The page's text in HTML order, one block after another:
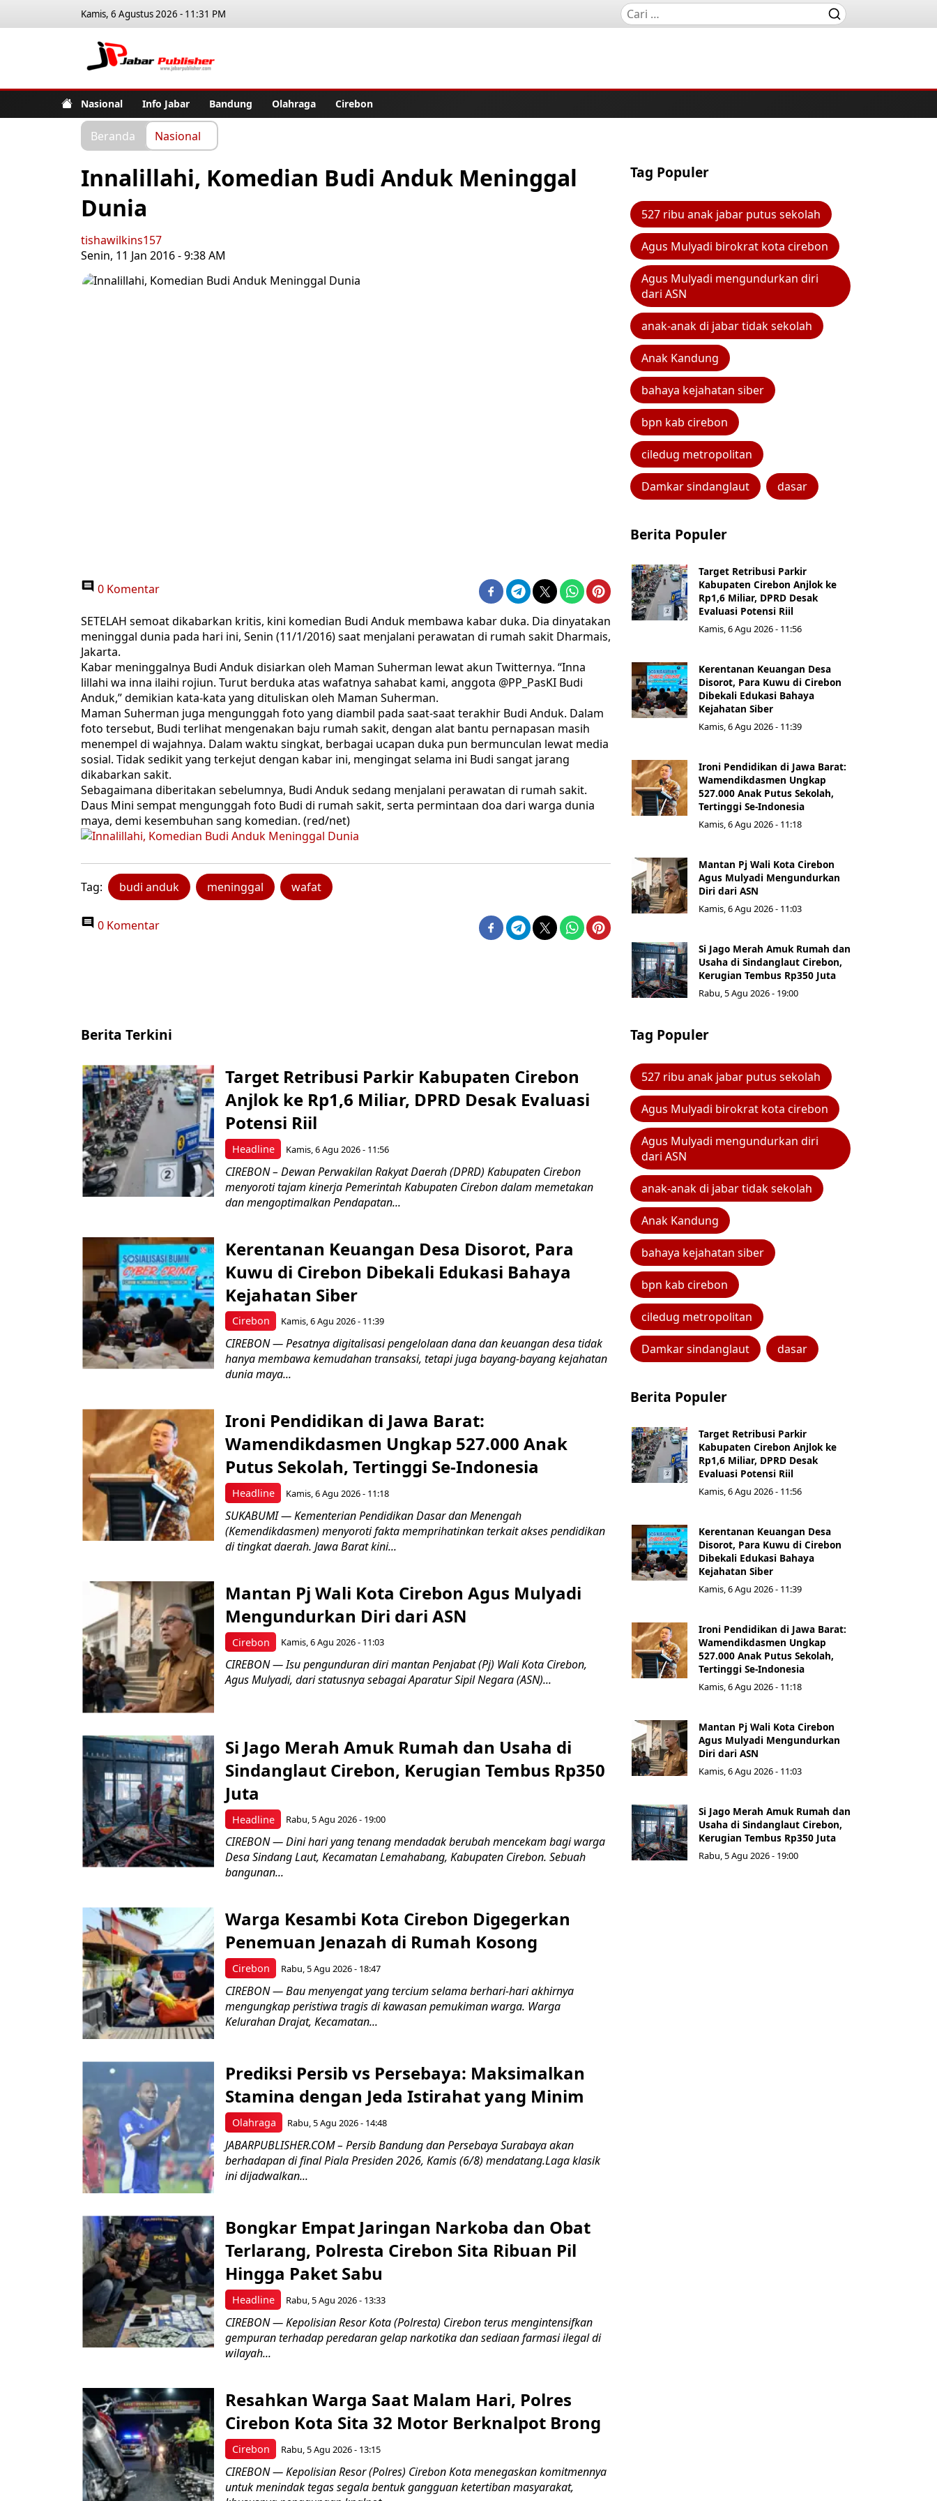
Kamis, 6 Agustus 2026 - 11:31 PM
Nasional Info Jabar Bandung Olahraga Cirebon
Beranda Nasional
Innalillahi, Komedian Budi Anduk Meninggal
Dunia
tishawilkins157
Senin, 11 Jan 2016 - 9:38 AM
0 Komentar
SETELAH semoat dikabarkan kritis, kini komedian Budi Anduk membawa kabar duka. Dia dinyatakan
meninggal dunia pada hari ini, Senin (11/1/2016) saat menjalani perawatan di rumah sakit Dharmais,
Jakarta.
Kabar meninggalnya Budi Anduk disiarkan oleh Maman Suherman lewat akun Twitternya. “Inna
lillahi wa inna ilaihi rojiun. Turut berduka atas wafatnya sahabat kami, anggota @PP_PasKI Budi
Anduk,” demikian kata-kata yang dituliskan oleh Maman Suherman.
Maman Suherman juga mengunggah foto yang diambil pada saat-saat terakhir Budi Anduk. Dalam
foto tersebut, Budi terlihat mengenakan baju rumah sakit, dengan alat bantu pernapasan masih
menempel di wajahnya. Dalam waktu singkat, berbagai ucapan duka pun bermunculan lewat media
sosial. Tidak sedikit yang terkejut dengan kabar ini, mengingat selama ini Budi sangat jarang
dikabarkan sakit.
Sebagaimana diberitakan sebelumnya, Budi Anduk sedang menjalani perawatan di rumah sakit.
Daus Mini sempat mengunggah foto Budi di rumah sakit, serta permintaan doa dari warga dunia
maya, demi kesembuhan sang komedian. (red/net)
Tag: budi anduk meninggal wafat
0 Komentar
Tag Populer
527 ribu anak jabar putus sekolah
Agus Mulyadi birokrat kota cirebon
Agus Mulyadi mengundurkan diri
dari ASN
anak-anak di jabar tidak sekolah
Anak Kandung
bahaya kejahatan siber
bpn kab cirebon
ciledug metropolitan
Damkar sindanglaut dasar
Berita Populer
Target Retribusi Parkir
Kabupaten Cirebon Anjlok ke
Rp1,6 Miliar, DPRD Desak
Evaluasi Potensi Riil
Kamis, 6 Agu 2026 - 11:56
Kerentanan Keuangan Desa
Disorot, Para Kuwu di Cirebon
Dibekali Edukasi Bahaya
Kejahatan Siber
Kamis, 6 Agu 2026 - 11:39
Ironi Pendidikan di Jawa Barat:
Wamendikdasmen Ungkap
527.000 Anak Putus Sekolah,
Tertinggi Se-Indonesia
Kamis, 6 Agu 2026 - 11:18
Mantan Pj Wali Kota Cirebon
Agus Mulyadi Mengundurkan
Diri dari ASN
Kamis, 6 Agu 2026 - 11:03
Si Jago Merah Amuk Rumah dan
Usaha di Sindanglaut Cirebon,
Kerugian Tembus Rp350 Juta
Rabu, 5 Agu 2026 - 19:00
Berita Terkini
Headline
Target Retribusi Parkir Kabupaten Cirebon
Anjlok ke Rp1,6 Miliar, DPRD Desak Evaluasi
Potensi Riil
Kamis, 6 Agu 2026 - 11:56
CIREBON – Dewan Perwakilan Rakyat Daerah (DPRD) Kabupaten Cirebon
menyoroti tajam kinerja Pemerintah Kabupaten Cirebon dalam memetakan
dan mengoptimalkan Pendapatan...
Cirebon
Kerentanan Keuangan Desa Disorot, Para
Kuwu di Cirebon Dibekali Edukasi Bahaya
Kejahatan Siber
Kamis, 6 Agu 2026 - 11:39
CIREBON — Pesatnya digitalisasi pengelolaan dana dan keuangan desa tidak
hanya membawa kemudahan transaksi, tetapi juga bayang-bayang kejahatan
dunia maya...
Headline
Ironi Pendidikan di Jawa Barat:
Wamendikdasmen Ungkap 527.000 Anak
Putus Sekolah, Tertinggi Se-Indonesia
Kamis, 6 Agu 2026 - 11:18
SUKABUMI — Kementerian Pendidikan Dasar dan Menengah
(Kemendikdasmen) menyoroti fakta memprihatinkan terkait akses pendidikan
di tingkat daerah. Jawa Barat kini...
Cirebon
Mantan Pj Wali Kota Cirebon Agus Mulyadi
Mengundurkan Diri dari ASN
Kamis, 6 Agu 2026 - 11:03
CIREBON — Isu pengunduran diri mantan Penjabat (Pj) Wali Kota Cirebon,
Agus Mulyadi, dari statusnya sebagai Aparatur Sipil Negara (ASN)...
Headline
Si Jago Merah Amuk Rumah dan Usaha di
Sindanglaut Cirebon, Kerugian Tembus Rp350
Juta
Rabu, 5 Agu 2026 - 19:00
CIREBON — Dini hari yang tenang mendadak berubah mencekam bagi warga
Desa Sindang Laut, Kecamatan Lemahabang, Kabupaten Cirebon. Sebuah
bangunan...
Cirebon
Warga Kesambi Kota Cirebon Digegerkan
Penemuan Jenazah di Rumah Kosong
Rabu, 5 Agu 2026 - 18:47
CIREBON — Bau menyengat yang tercium selama berhari-hari akhirnya
mengungkap peristiwa tragis di kawasan pemukiman warga. Warga
Kelurahan Drajat, Kecamatan...
Olahraga
Prediksi Persib vs Persebaya: Maksimalkan
Stamina dengan Jeda Istirahat yang Minim
Rabu, 5 Agu 2026 - 14:48
JABARPUBLISHER.COM – Persib Bandung dan Persebaya Surabaya akan
berhadapan di final Piala Presiden 2026, Kamis (6/8) mendatang.Laga klasik
ini dijadwalkan...
Headline
Bongkar Empat Jaringan Narkoba dan Obat
Terlarang, Polresta Cirebon Sita Ribuan Pil
Hingga Paket Sabu
Rabu, 5 Agu 2026 - 13:33
​CIREBON — Kepolisian Resor Kota (Polresta) Cirebon terus mengintensifkan
gempuran terhadap peredaran gelap narkotika dan sediaan farmasi ilegal di
wilayah...
Cirebon
Resahkan Warga Saat Malam Hari, Polres
Cirebon Kota Sita 32 Motor Berknalpot Brong
Rabu, 5 Agu 2026 - 13:15
CIREBON — Kepolisian Resor (Polres) Cirebon Kota menegaskan komitmennya
untuk menindak tegas segala bentuk gangguan ketertiban masyarakat,
Tag Populer
527 ribu anak jabar putus sekolah
Agus Mulyadi birokrat kota cirebon
Agus Mulyadi mengundurkan diri
dari ASN
anak-anak di jabar tidak sekolah
Anak Kandung
bahaya kejahatan siber
bpn kab cirebon
ciledug metropolitan
Damkar sindanglaut dasar
Berita Populer
Target Retribusi Parkir
Kabupaten Cirebon Anjlok ke
Rp1,6 Miliar, DPRD Desak
Evaluasi Potensi Riil
Kamis, 6 Agu 2026 - 11:56
Kerentanan Keuangan Desa
Disorot, Para Kuwu di Cirebon
Dibekali Edukasi Bahaya
Kejahatan Siber
Kamis, 6 Agu 2026 - 11:39
Ironi Pendidikan di Jawa Barat:
Wamendikdasmen Ungkap
527.000 Anak Putus Sekolah,
Tertinggi Se-Indonesia
Kamis, 6 Agu 2026 - 11:18
Mantan Pj Wali Kota Cirebon
Agus Mulyadi Mengundurkan
Diri dari ASN
Kamis, 6 Agu 2026 - 11:03
Si Jago Merah Amuk Rumah dan
Usaha di Sindanglaut Cirebon,
Kerugian Tembus Rp350 Juta
Rabu, 5 Agu 2026 - 19:00